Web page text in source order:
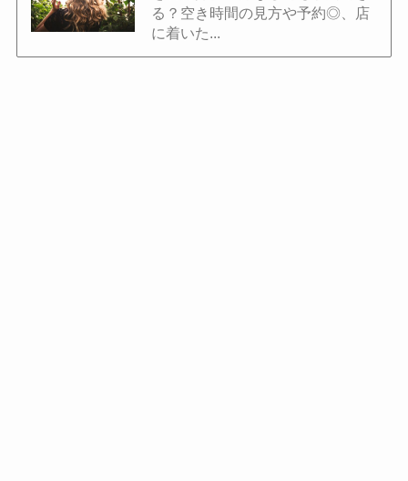
る？空き時間の見方や予約◎、店
に着いた...